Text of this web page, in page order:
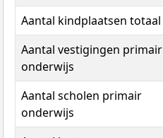
Aantal kindplaatsen totaal
Aantal vestigingen primair
onderwijs
Aantal scholen primair
onderwijs